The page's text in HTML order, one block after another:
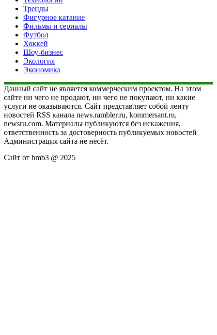
Тренды
Фигурное катание
Фильмы и сериалы
Футбол
Хоккей
Шоу-бизнес
Экология
Экономика
Данный сайт не является коммерческим проектом. На этом
сайте ни чего не продают, ни чего не покупают, ни какие
услуги не оказываются. Сайт представляет собой ленту
новостей RSS канала news.rambler.ru, kommersant.ru,
newsru.com. Материалы публикуются без искажения,
ответственность за достоверность публикуемых новостей
Администрация сайта не несёт.
Сайт от bmb3 @ 2025